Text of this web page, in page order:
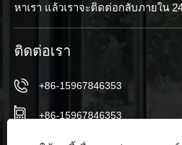
หาเรา แล้วเราจะติดต่อกลับภายใน
ติดต่อเรา
+86-15967846353
+86-15967846353